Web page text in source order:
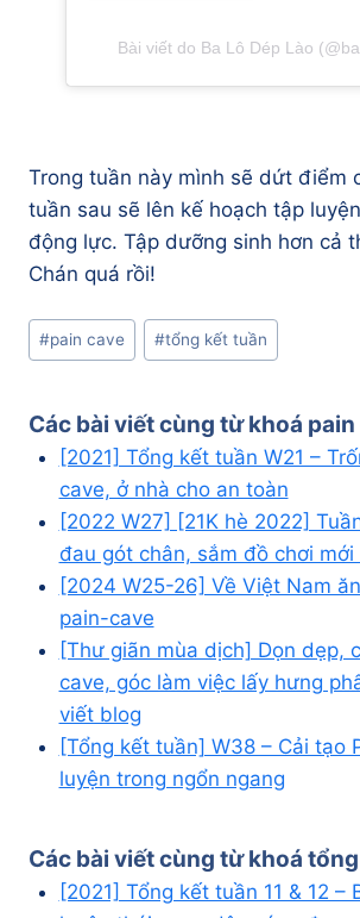
Bài viết do Ba Lô Dép Lào
Trong tuần này mình sẽ dứt điểm
tuần sau sẽ lên kế hoạch tập
động lực. Tập dưỡng sinh hơn cả
Chán quá rồi!
Post
Tags:
#pain cave #tổng kết tuần
Các bài viết cùng từ khoá pain
[2021] Tổng kết tuần W21 –
cave, ở nhà cho an toàn
[2022 W27] [21K hè 2022]
đau gót chân, sắm đồ chơi
[2024 W25-26] Về Việt Nam
pain-cave
[Thư giãn mùa dịch] Dọn dẹp,
cave, góc làm việc lấy hưng
viết blog
[Tổng kết tuần] W38 – Cải tạo
luyện trong ngổn ngang
Các bài viết cùng từ khoá
[2021] Tổng kết tuần 11 & 12 –